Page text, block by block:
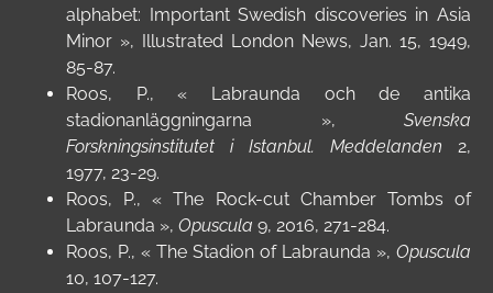
alphabet: Important Swedish discoveries in Asia
Minor », Illustrated London News, Jan. 15, 1949,
85-87.
Roos, P., « Labraunda och de antika
stadionanläggningarna », Svenska
Forskningsinstitutet i Istanbul. Meddelanden 2,
1977, 23-29.
Roos, P., « The Rock-cut Chamber Tombs of
Labraunda », Opuscula 9, 2016, 271-284.
Roos, P., « The Stadion of Labraunda », Opuscula
10, 107-127.